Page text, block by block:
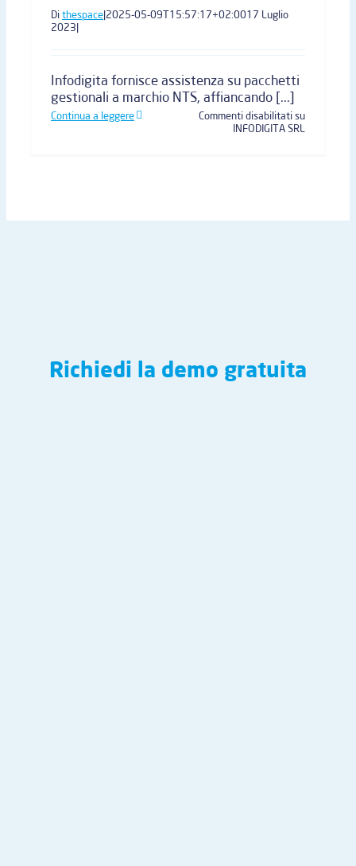
Dithespace|2025-05-09T15:57:17+02:0017 Luglio
2023|
Infodigita fornisce assistenza su pacchetti
gestionali a marchio NTS, affiancando [...]
Continua a leggere Commenti disabilitatisu
INFODIGITA SRL
Richiedi la demo gratuita